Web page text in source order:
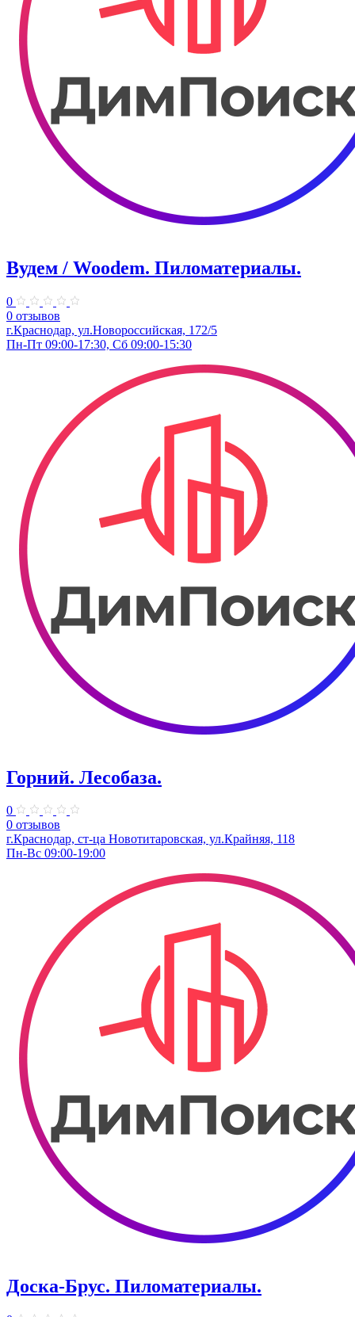
Вудем / Woodem. Пиломатериалы.
0
0 отзывов
г.Краснодар, ул.Новороссийская, 172/5
Пн-Пт 09:00-17:30, Сб 09:00-15:30
Горний. Лесобаза.
0
0 отзывов
г.Краснодар, ст-ца Новотитаровская, ул.Крайняя, 118
Пн-Вс 09:00-19:00
Доска-Брус. Пиломатериалы.